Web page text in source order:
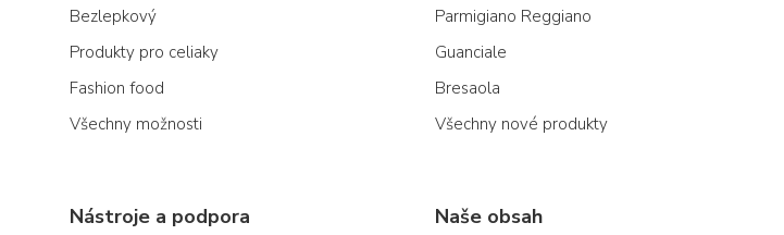
Bezlepkový
Produkty pro celiaky
Fashion food
Všechny možnosti
Parmigiano Reggiano
Guanciale
Bresaola
Všechny nové produkty
Nástroje a podpora Naše obsah